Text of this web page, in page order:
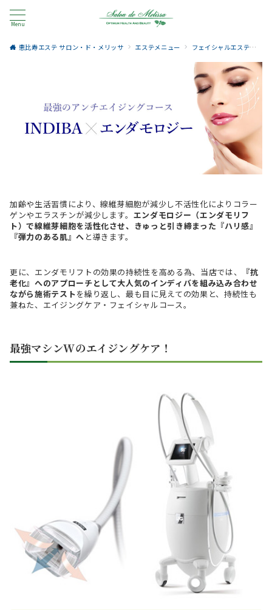
Menu
恵比寿エステ サロン・ド・メリッサ エステメニュー フェイシャルエステ
加齢や生活習慣により、線維芽細胞が減少し不活性化によりコラー
ゲンやエラスチンが減少します。 エンダモロジー（エンダモリフ
ト）で線維芽細胞を活性化させ、きゅっと引き締まった『ハリ感』
『弾力のある肌』へ と導きます。
更に、エンダモリフトの効果の持続性を高める為、当店では、
『抗
老化』へのアプローチとして大人気のインディバを組み込み合わせ
ながら施術テストを繰り返し、最も目に見えての効果と、持続性も
兼ねた、エイジングケア・フェイシャルコース。
最強マシンWのエイジングケア！